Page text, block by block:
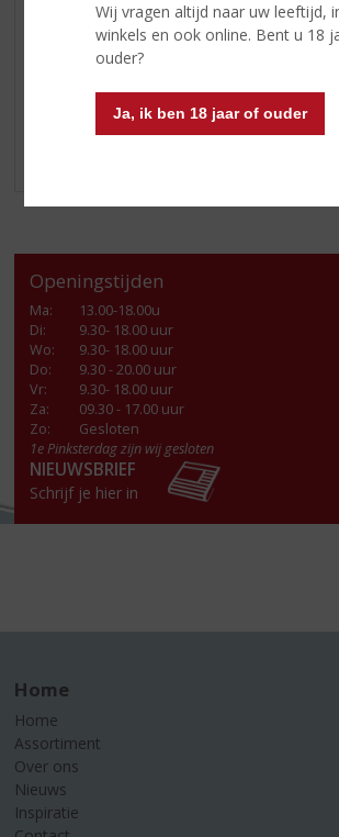
Wij vragen altijd naar uw leeftijd,
winkels en ook online. Bent u 18
ouder?
Ja, ik ben 18 jaar of ouder
GLASWERK
GESCHENKVERPAKKING
(RELATIE)GESCHENKEN
ALCOHOLVRIJE DRANKEN
Openingstijden
Ma:
13.00-18.00u
Di:
9.30- 18.00 uur
Wo:
9.30- 18.00 uur
Do:
9.30 - 20.00 uur
Vr:
9.30- 18.00 uur
Za:
09.30 - 17.00 uur
Zo:
Gesloten
1e Pinksterdag zijn wij gesloten
NIEUWSBRIEF
Schrijf je hier in
Home
Home
Assortiment
Over ons
Nieuws
Inspiratie